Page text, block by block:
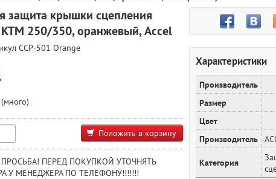
защита крышки сцепления
250/350, оранжевый, Accel
CCP-501 Orange
Положить в корзину
ПЕРЕД ПОКУПКОЙ УТОЧНЯТЬ
У МЕНЕДЖЕРА ПО ТЕЛЕФОНУ!!!!!!!
Характеристики
Производитель
Размер
Цвет
Производитель
Категория